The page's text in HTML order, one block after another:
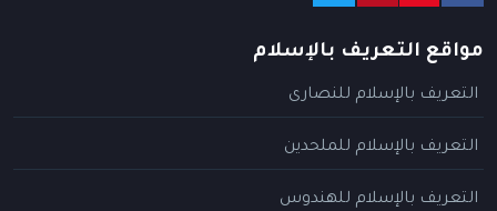
مواقع التعريف بالإسلام
التعريف بالإسلام للنصارى
التعريف بالإسلام للملحدين
التعريف بالإسلام للهندوس